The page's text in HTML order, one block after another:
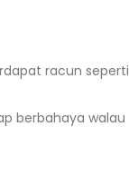
racun seperti
berbahaya walau